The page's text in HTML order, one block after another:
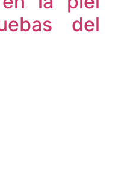
del